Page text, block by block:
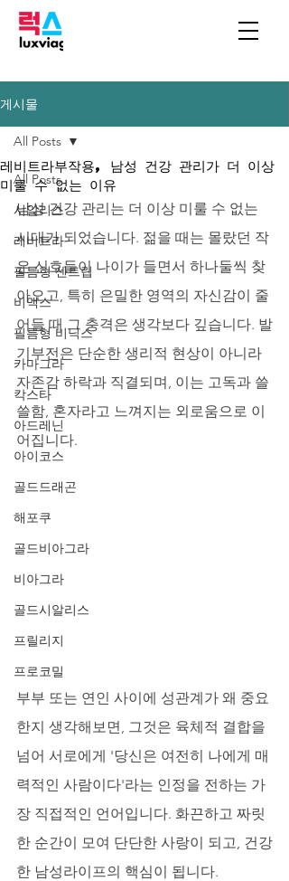
게시물
All Posts
시알리스
레비트라
필름형 센트립
비맥스
필름형 비닉스
카마그라
칵스타
아드레닌
아이코스
골드드래곤
해포쿠
골드비아그라
비아그라
골드시알리스
프릴리지
프로코밀
All Posts
레비트라부작용, 남성 건강 관리가 더 이상
미룰 수 없는 이유
남성 건강 관리는 더 이상 미룰 수 없는
시대가 되었습니다. 젊을 때는 몰랐던 작
은 신호들이 나이가 들면서 하나둘씩 찾
아오고, 특히 은밀한 영역의 자신감이 줄
어들 때 그 충격은 생각보다 깊습니다. 발
기부전은 단순한 생리적 현상이 아니라
자존감 하락과 직결되며, 이는 고독과 쓸
쓸함, 혼자라고 느껴지는 외로움으로 이
어집니다.
부부 또는 연인 사이에 성관계가 왜 중요
한지 생각해보면, 그것은 육체적 결합을
넘어 서로에게 '당신은 여전히 나에게 매
력적인 사람이다'라는 인정을 전하는 가
장 직접적인 언어입니다. 화끈하고 짜릿
한 순간이 모여 단단한 사랑이 되고, 건강
한 남성라이프의 핵심이 됩니다.